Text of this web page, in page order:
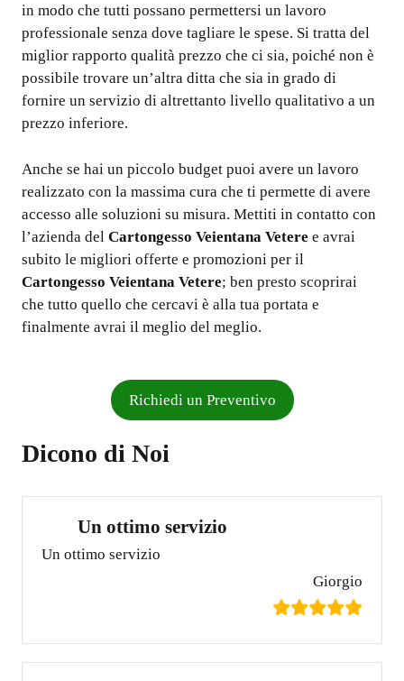
in modo che tutti possano permettersi un lavoro
professionale senza dove tagliare le spese. Si tratta del
miglior rapporto qualità prezzo che ci sia, poiché non è
possibile trovare un’altra ditta che sia in grado di
fornire un servizio di altrettanto livello qualitativo a un
prezzo inferiore.
Anche se hai un piccolo budget puoi avere un lavoro
realizzato con la massima cura che ti permette di avere
accesso alle soluzioni su misura. Mettiti in contatto con
l’azienda del Cartongesso Veientana Vetere e avrai
subito le migliori offerte e promozioni per il
Cartongesso Veientana Vetere; ben presto scoprirai
che tutto quello che cercavi è alla tua portata e
finalmente avrai il meglio del meglio.
Richiedi un Preventivo
Dicono di Noi
Un ottimo servizio
Un ottimo servizio
Giorgio